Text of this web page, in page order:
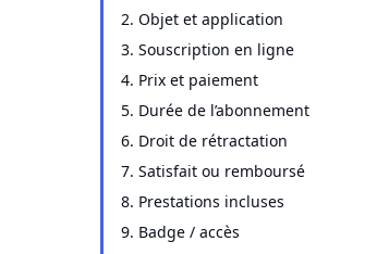
2. Objet et application
3. Souscription en ligne
4. Prix et paiement
5. Durée de l’abonnement
6. Droit de rétractation
7. Satisfait ou remboursé
8. Prestations incluses
9. Badge / accès